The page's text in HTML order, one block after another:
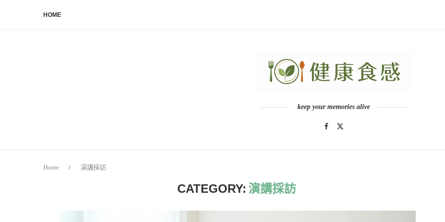
HOME
keep your memories alive
Home 演講採訪
CATEGORY: 演講採訪